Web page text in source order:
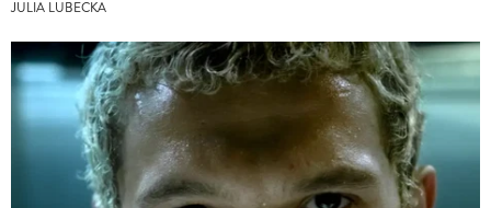
JULIA LUBECKA